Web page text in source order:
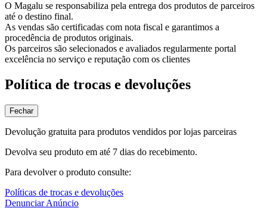
O Magalu se responsabiliza pela entrega dos produtos de parceiros
até o destino final.
As vendas são certificadas com nota fiscal e garantimos a
procedência de produtos originais.
Os parceiros são selecionados e avaliados regularmente portal
excelência no serviço e reputação com os clientes
Política de trocas e devoluções
Fechar
Devolução gratuita para produtos vendidos por lojas parceiras
Devolva seu produto em até 7 dias do recebimento.
Para devolver o produto consulte:
Políticas de trocas e devoluções
Denunciar Anúncio